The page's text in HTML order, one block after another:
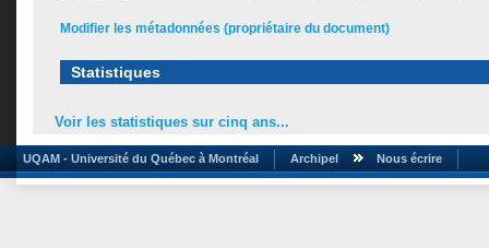
Modifier les métadonnées (propriétaire du document)
Statistiques
Voir les statistiques sur cinq ans...
UQAM - Université du Québec à Montréal Archipel Nous écrire